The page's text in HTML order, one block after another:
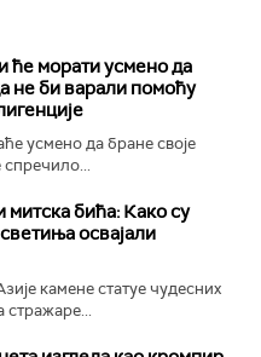
ће морати усмено да
не би варали помоћу
усмено да бране своје
спречило...
бића: Како су
освајали
камене статуе чудесних
стражаре...